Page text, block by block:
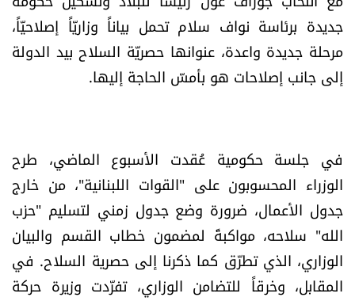
جديدة برئاسة نواف سلام تحمل بياناً وزاريّاً إصلاحيّاً،
مرحلة جديدة واعدة، عنوانها حصريّة السلاح بيد الدولة
إلى جانب إصلاحات هو بأمسّ الحاجة إليها.
في جلسة حكومية عُقدت الأسبوع الماضي، طرح
الوزراء المحسوبون على "القوات اللبنانية"، من خارج
جدول الأعمال، ضرورة وضع جدول زمني لتسليم "حزب
الله" سلاحه، مواكبةً لمضمون خطاب القسم والبيان
الوزاري، الذي تطرّق كما ذكرنا إلى حصرية السلاح. في
المقابل، وخرقاً للتضامن الوزاري، تفرّدت وزيرة حركة